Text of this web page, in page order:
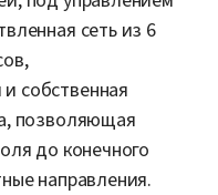
сеть из 6
собственная
позволяющая
до конечного
направления.